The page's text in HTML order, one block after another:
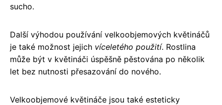
sucho.
Další výhodou používání velkoobjemových květináčů
je také možnost jejich víceletého použití. Rostlina
může být v květináči úspěšně pěstována po několik
let bez nutnosti přesazování do nového.
Velkoobjemové květináče jsou také esteticky